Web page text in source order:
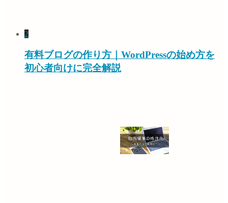
2
有料ブログの作り方｜WordPressの始め方を
初心者向けに完全解説